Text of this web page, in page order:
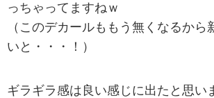
っちゃってますねｗ
（このデカールももう無くなるから
いと・・・！）
ギラギラ感は良い感じに出たと思い